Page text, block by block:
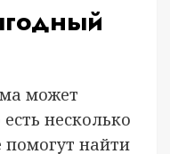
может
несколько
найти